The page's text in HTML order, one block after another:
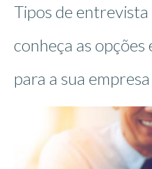
Tipos de
conheça as opções
para a sua empresa